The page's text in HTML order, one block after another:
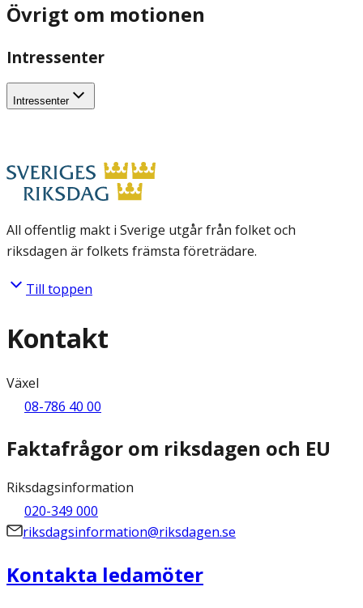
Övrigt om motionen
Intressenter
Intressenter
All offentlig makt i Sverige utgår från folket och
riksdagen är folkets främsta företrädare.
Till toppen
Kontakt
Växel
08-786 40 00
Faktafrågor om riksdagen och EU
Riksdagsinformation
020-349 000
riksdagsinformation@riksdagen.se
Kontakta ledamöter